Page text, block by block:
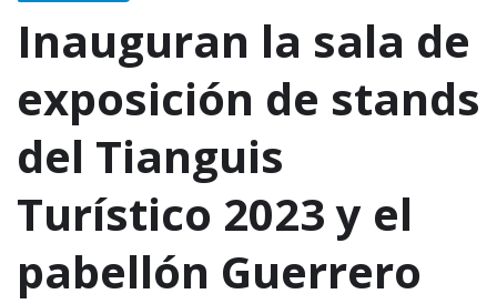
Inauguran la sala de
exposición de stands
del Tianguis
Turístico 2023 y el
pabellón Guerrero